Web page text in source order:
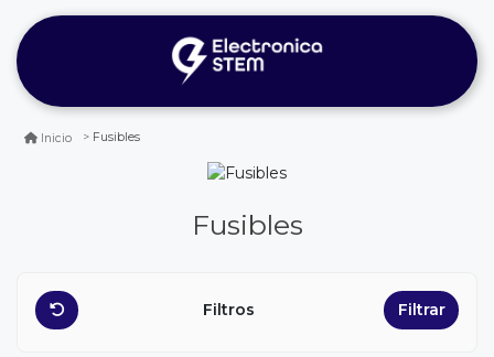
Inicio Fusibles
Fusibles
Filtros Filtrar